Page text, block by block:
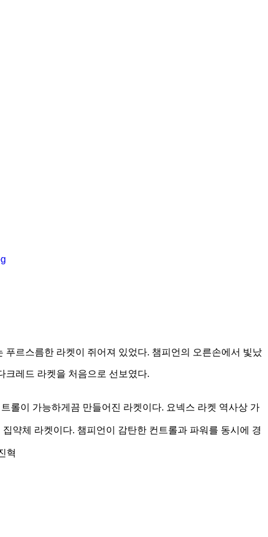
르스름한 라켓이 쥐어져 있었다. 챔피언의 오른손에서 빛났
크레드 라켓을 처음으로 선보였다.
롤이 가능하게끔 만들어진 라켓이다. 요넥스 라켓 역사상 가
약체 라켓이다. 챔피언이 감탄한 컨트롤과 파워를 동시에 경
혁